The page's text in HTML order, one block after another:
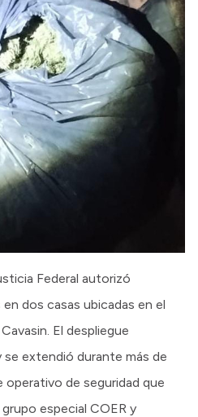
Federal autorizó
dos casas ubicadas en el
El despliegue
extendió durante más de
de seguridad que
especial COER y